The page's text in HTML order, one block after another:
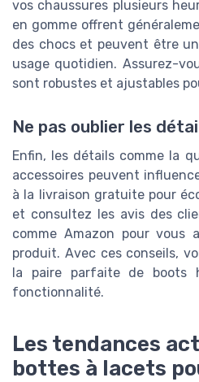
vos chaussures plusieurs
en gomme offrent
des chocs et peuvent être
usage quotidien. Assurez-
sont robustes et ajustables
Ne pas oublier les
Enfin, les détails comme la
accessoires peuvent
à la livraison gratuite pour
et consultez les avis des
comme Amazon pour vous
produit. Avec ces conseils,
la paire parfaite de boots
fonctionnalité.
Les tendances
bottes à lacets